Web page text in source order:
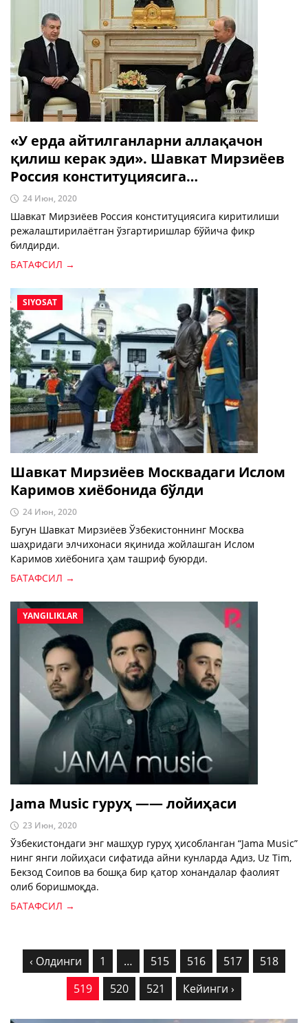
«У ерда айтилганларни аллақачон
қилиш керак эди». Шавкат Мирзиёев
Россия конституциясига
ўзгартиришлар киритилишига
муносабат билдирди
24 Июн, 2020
Шавкат Мирзиёев Россия конституциясига киритилиши
режалаштирилаётган ўзгартиришлар бўйича фикр
билдирди.
БАТАФСИЛ →
SIYOSAT
Шавкат Мирзиёев Москвадаги Ислом
Каримов хиёбонида бўлди
24 Июн, 2020
Бугун Шавкат Мирзиёев Ўзбекистоннинг Москва
шаҳридаги элчихонаси яқинида жойлашган Ислом
Каримов хиёбонига ҳам ташриф буюрди.
БАТАФСИЛ →
YANGILIKLAR
Jama Music гуруҳ —— лойиҳаси
23 Июн, 2020
Ўзбекистондаги энг машҳур гуруҳ ҳисобланган “Jama Music”
нинг янги лойиҳаси сифатида айни кунларда Адиз, Uz Tim,
Бекзод Соипов ва бошқа бир қатор хонандалар фаолият
олиб боришмоқда.
БАТАФСИЛ →
‹ Олдинги 1 … 515 516 517
518
519
520 521 Кейинги ›